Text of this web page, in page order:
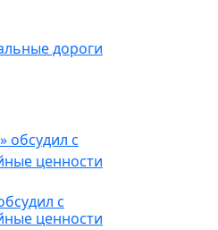
дороги
с
ценности